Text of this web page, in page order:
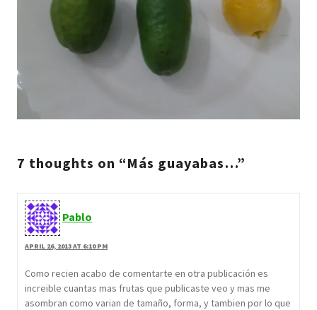
7 thoughts on “Más guayabas…”
Pablo
APRIL 26, 2013 AT 6:10 PM
Como recien acabo de comentarte en otra publicación es
increible cuantas mas frutas que publicaste veo y mas me
asombran como varian de tamaño, forma, y tambien por lo que